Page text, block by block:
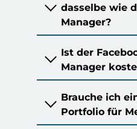
dasselbe wie
Manager?
Ist der
Manager
Brauche ich
Portfolio für